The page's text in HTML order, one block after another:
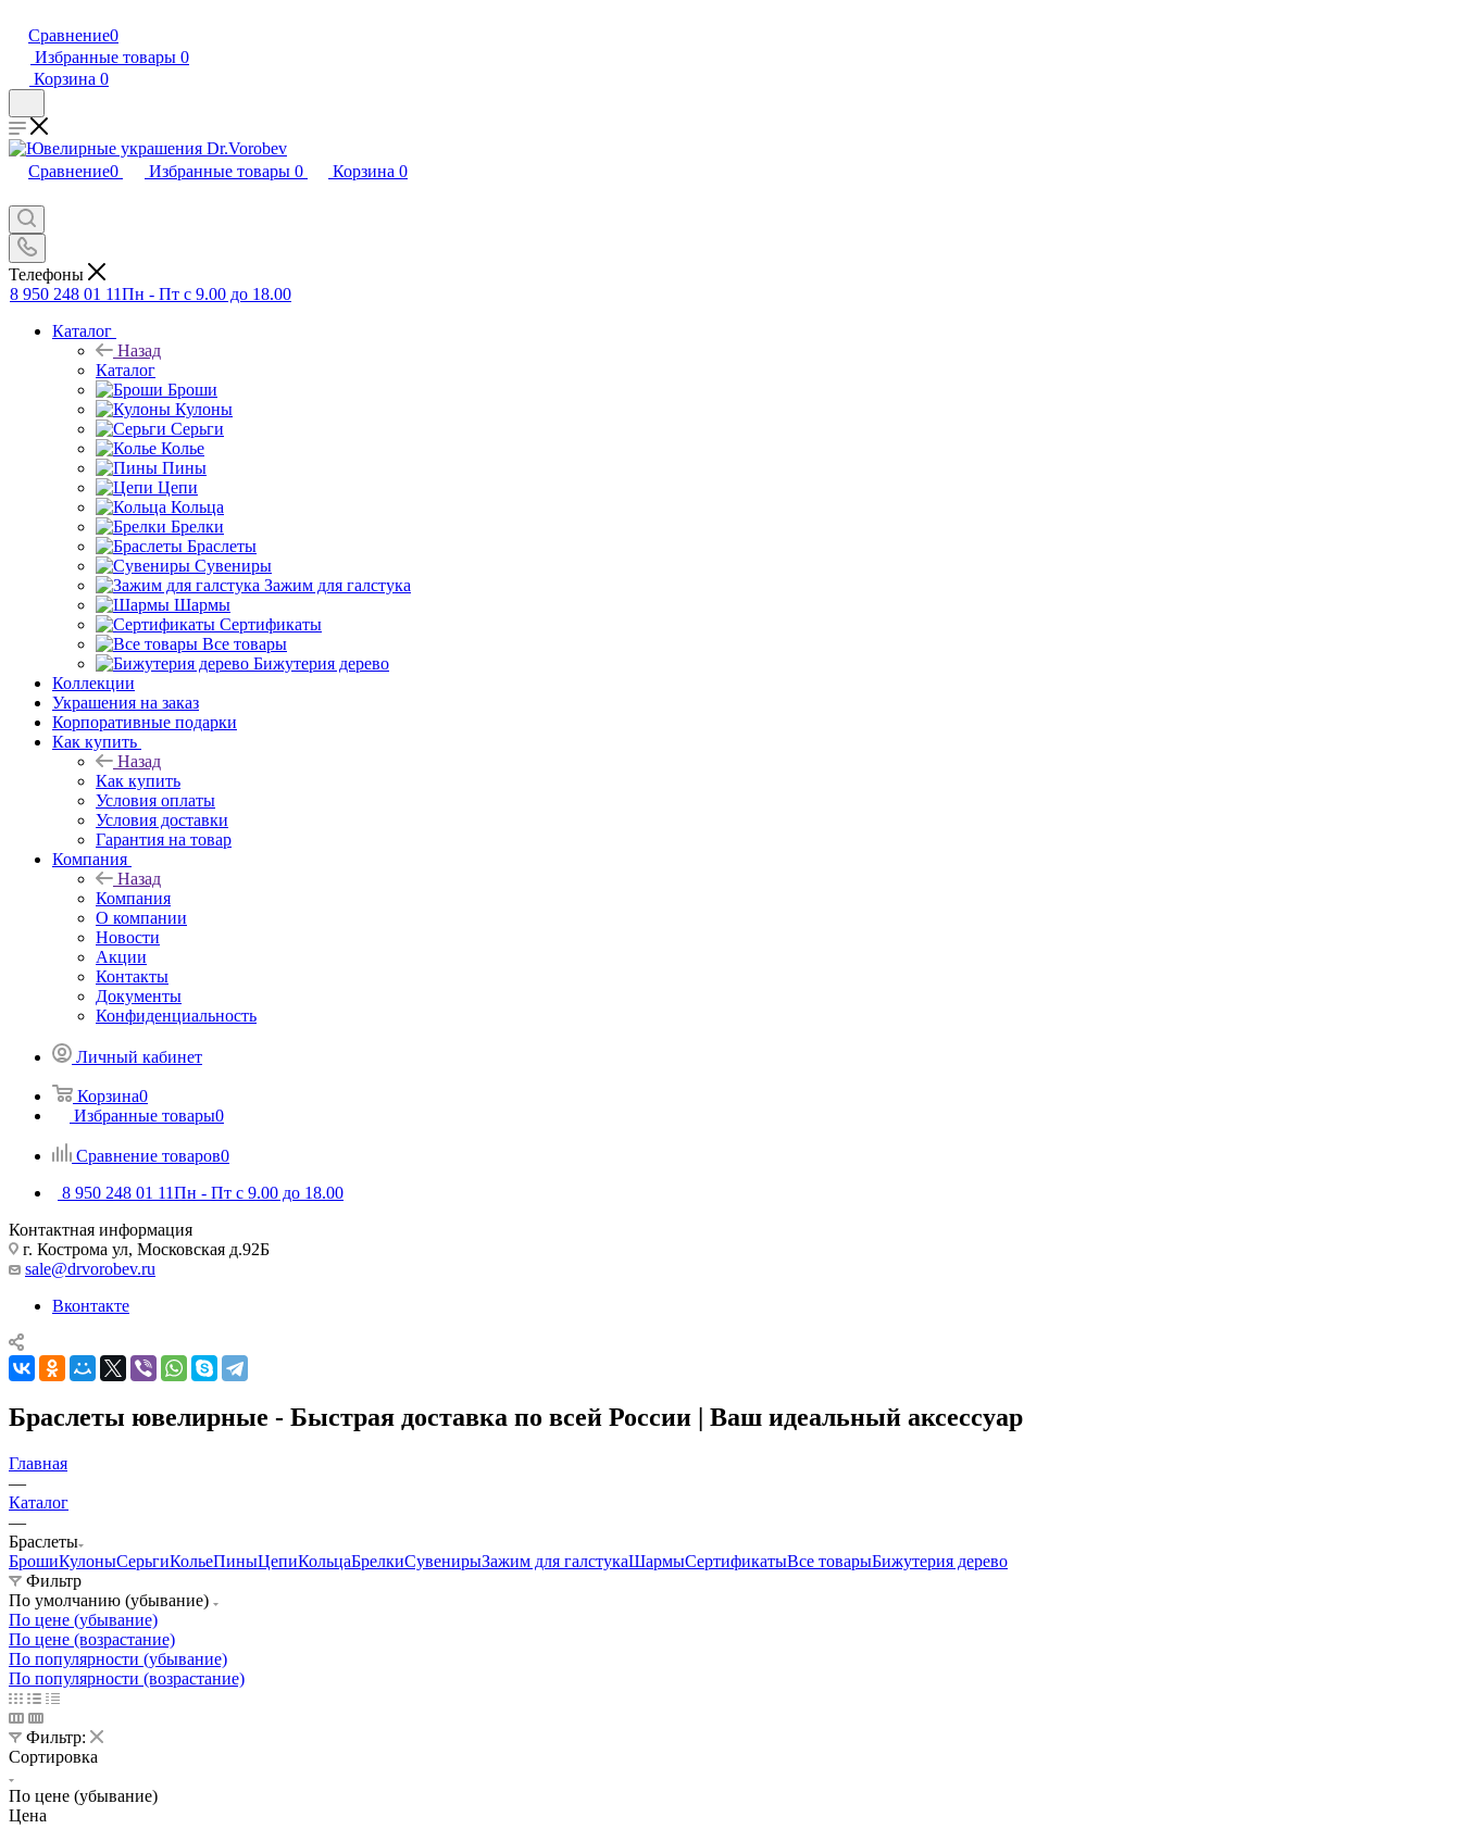
Сравнение0
Избранные товары 0
Корзина 0
Сравнение0 Избранные товары 0 Корзина 0
Телефоны
8 950 248 01 11Пн - Пт с 9.00 до 18.00
Каталог
Назад
Каталог
Броши
Кулоны
Серьги
Колье
Пины
Цепи
Кольца
Брелки
Браслеты
Сувениры
Зажим для галстука
Шармы
Сертификаты
Все товары
Бижутерия дерево
Коллекции
Украшения на заказ
Корпоративные подарки
Как купить
Назад
Как купить
Условия оплаты
Условия доставки
Гарантия на товар
Компания
Назад
Компания
О компании
Новости
Акции
Контакты
Документы
Конфиденциальность
Личный кабинет
Корзина0
Избранные товары0
Сравнение товаров0
8 950 248 01 11Пн - Пт с 9.00 до 18.00
Контактная информация
г. Кострома ул, Московская д.92Б
sale@drvorobev.ru
Вконтакте
Браслеты ювелирные - Быстрая доставка по всей России | Ваш идеальный аксессуар
Главная
—
Каталог
—
Браслеты
БрошиКулоныСерьгиКольеПиныЦепиКольцаБрелкиСувенирыЗажим для галстукаШармыСертификатыВсе товарыБижутерия дерево
Фильтр
По умолчанию (убывание)
По цене (убывание)
По цене (возрастание)
По популярности (убывание)
По популярности (возрастание)
Фильтр:
Сортировка
По цене (убывание)
Цена